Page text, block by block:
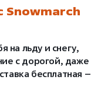
Snowmarch
на льду и снегу,
с дорогой, даже
бесплатная –